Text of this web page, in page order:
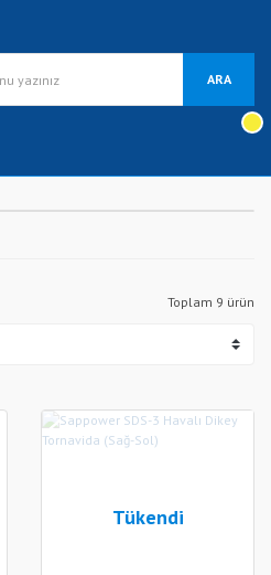
ARA
Toplam 9 ürün
Tükendi